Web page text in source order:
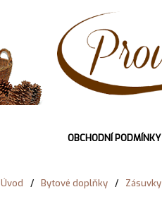
OBCHODNÍ PODMÍNKY
Úvod / Bytové doplňky / Zásuvky